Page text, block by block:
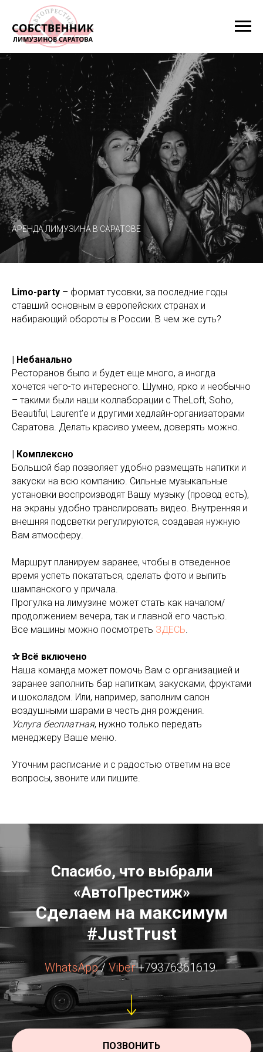
АРЕНДА ЛИМУЗИНА В САРАТОВЕ
Limo-party – формат тусовки, за последние годы
ставший основным в европейских странах и
набирающий обороты в России. В чем же суть?
| Небанально
Ресторанов было и будет еще много, а иногда
хочется чего-то интересного. Шумно, ярко и необычно
– такими были наши коллаборации с TheLoft, Soho,
Beautiful, Laurent’e и другими хедлайн-организаторами
Саратова. Делать красиво умеем, доверять можно.
| Комплексно
Большой бар позволяет удобно размещать напитки и
закуски на всю компанию. Сильные музыкальные
установки воспроизводят Вашу музыку (провод есть),
на экраны удобно транслировать видео. Внутренняя и
внешняя подсветки регулируются, создавая нужную
Вам атмосферу.
Маршрут планируем заранее, чтобы в отведенное
время успеть покататься, сделать фото и выпить
шампанского у причала.
Прогулка на лимузине может стать как началом/
продолжением вечера, так и главной его частью.
Все машины можно посмотреть ЗДЕСЬ.
✰ Всё включено
Наша команда может помочь Вам с организацией и
заранее заполнить бар напиткам, закусками, фруктами
и шоколадом. Или, например, заполним салон
воздушными шарами в честь дня рождения.
Услуга бесплатная, нужно только передать
менеджеру Ваше меню.
Уточним расписание и с радостью ответим на все
вопросы, звоните или пишите.
Спасибо, что выбрали
«АвтоПрестиж»
Сделаем на максимум
#JustTrust
WhatsApp/ Viber+79376361619.
ПОЗВОНИТЬ